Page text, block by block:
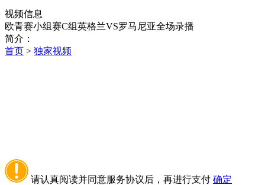
视频信息
欧青赛小组赛C组英格兰VS罗马尼亚全场录播
简介：
首页 > 独家视频
请认真阅读并同意服务协议后，再进行支付 确定